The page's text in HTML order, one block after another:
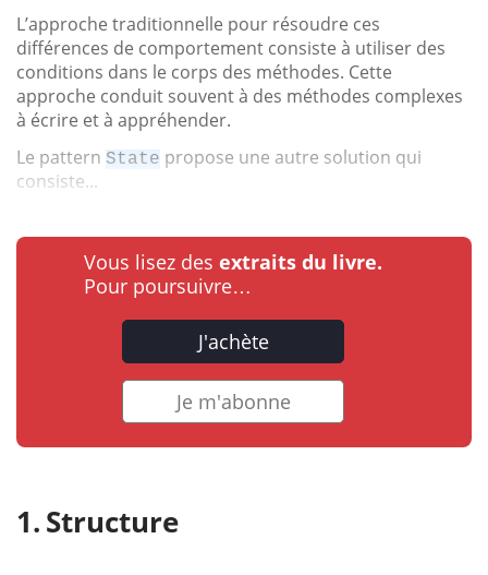
L’approche traditionnelle pour résoudre ces
différences de comportement consiste à utiliser des
conditions dans le corps des méthodes. Cette
approche conduit souvent à des méthodes complexes
à écrire et à appréhender.
Le pattern State propose une autre solution qui
consiste...
Vous lisez des extraits du livre.
Pour poursuivre…
J'achète
Je m'abonne
Structure